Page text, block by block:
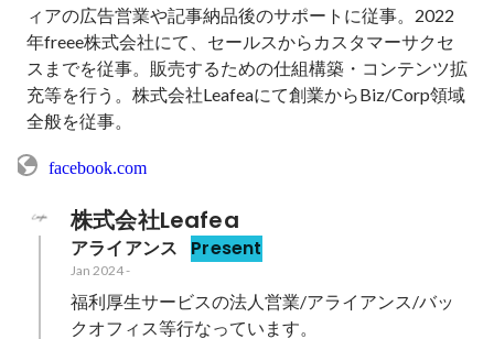
ィアの広告営業や記事納品後のサポートに従事。2022
年freee株式会社にて、セールスからカスタマーサクセ
スまでを従事。販売するための仕組構築・コンテンツ拡
充等を行う。株式会社Leafeaにて創業からBiz/Corp領域
全般を従事。
facebook.com
株式会社Leafea
アライアンス Present
Jan 2024-
福利厚生サービスの法人営業/アライアンス/バッ
クオフィス等行なっています。